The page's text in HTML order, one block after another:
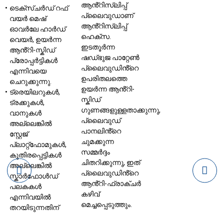
ടെക്സ്ചർഡ് റഫ്
വയർ മെഷ്
ഓവർലേ ഹാർഡ്
വെയർ, ഉയർന്ന
ആൻ്റി-സ്കിഡ്
പ്രോപ്പർട്ടികൾ
എന്നിവയെ
ചെറുക്കുന്നു.
ട്രെയിലറുകൾ,
ട്രക്കുകൾ,
വാനുകൾ
അല്ലെങ്കിൽ
സ്റ്റേജ്
പ്ലാറ്റ്‌ഫോമുകൾ,
കുതിരപ്പെട്ടികൾ
അല്ലെങ്കിൽ
സ്കാർഫോൾഡ്
പലകകൾ
എന്നിവയിൽ
തറയിടുന്നതിന്
ആൻ്റിസ്ലിപ്പ്
പ്ലൈവുഡാണ്
ആൻ്റിസ്ലിപ്പ്
ഹെക്‌സ.
ഇടതൂർന്ന
ഷഡ്ഭുജ പാറ്റേൺ
പ്ലൈവുഡിൻ്റെ
ഉപരിതലത്തെ
ഉയർന്ന ആൻ്റി-
സ്കിഡ്
ഗുണങ്ങളുള്ളതാക്കുന്നു,
പ്ലൈവുഡ്
പാനലിൻ്റെ
ചുമക്കുന്ന
സമ്മർദ്ദം
ചിതറിക്കുന്നു, ഇത്
പ്ലൈവുഡിൻ്റെ
ആൻ്റി-ഫ്രാക്ചർ
കഴിവ്
മെച്ചപ്പെടുത്തും.